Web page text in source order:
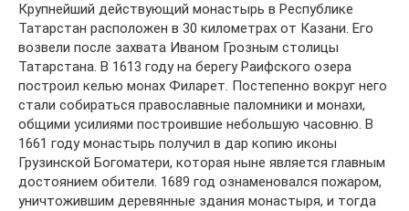
Крупнейший действующий монастырь в Республике
Татарстан расположен в 30 километрах от Казани. Его
возвели после захвата Иваном Грозным столицы
Татарстана. В 1613 году на берегу Раифского озера
построил келью монах Филарет. Постепенно вокруг него
стали собираться православные паломники и монахи,
общими усилиями построившие небольшую часовню. В
1661 году монастырь получил в дар копию иконы
Грузинской Богоматери, которая ныне является главным
достоянием обители. 1689 год ознаменовался пожаром,
уничтожившим деревянные здания монастыря, и тогда